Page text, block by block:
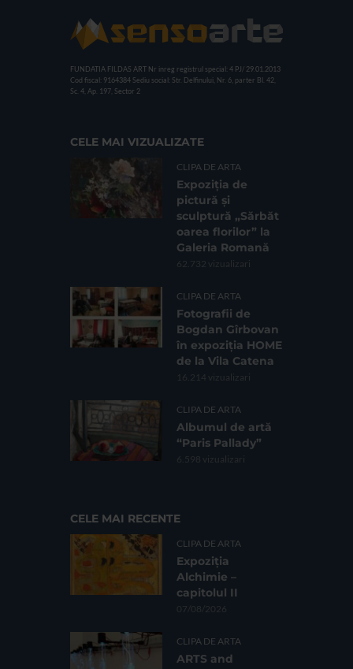
FUNDATIA FILDAS ART Nr inreg registrul special: 4 PJ/ 29.01.2013
Cod fiscal: 9164384 Sediu social: Str. Delfinului, Nr. 6, parter Bl. 42,
Sc. 4, Ap. 197, Sector 2
CELE MAI VIZUALIZATE
CLIPA DE ARTA
Expoziția de
pictură și
sculptură „Sărbăt
oarea florilor” la
Galeria Romană
62.732 vizualizari
CLIPA DE ARTA
Fotografii de
Bogdan Gîrbovan
în expoziția HOME
de la Vila Catena
16.214 vizualizari
CLIPA DE ARTA
Albumul de artă
“Paris Pallady”
6.598 vizualizari
CELE MAI RECENTE
CLIPA DE ARTA
Expoziția
Alchimie –
capitolul II
07/08/2026
CLIPA DE ARTA
ARTS and